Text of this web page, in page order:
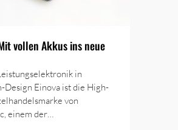
vollen Akkus ins neue
in
Design Einova ist die High-
von
einem der…